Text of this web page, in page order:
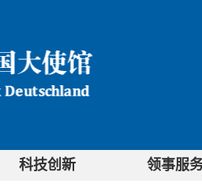
科技创新 领事服